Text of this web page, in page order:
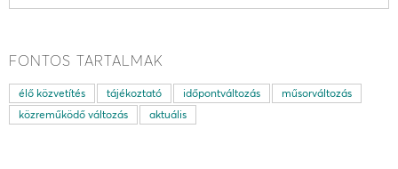
FONTOS TARTALMAK
élő közvetítés tájékoztató időpontváltozás
műsorváltozás
közreműködő változás
aktuális